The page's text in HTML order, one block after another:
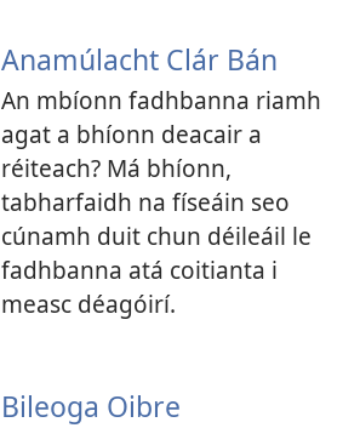
Anamúlacht Clár Bán
An mbíonn fadhbanna riamh
agat a bhíonn deacair a
réiteach? Má bhíonn,
tabharfaidh na físeáin seo
cúnamh duit chun déileáil le
fadhbanna atá coitianta i
measc déagóirí.
Bileoga Oibre